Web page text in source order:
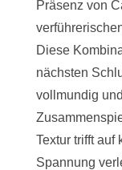
Präsenz von
Diese
nächsten
vollmundig
Textur trifft auf
Spannung